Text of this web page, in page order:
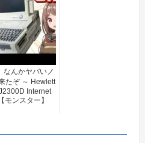
なんかヤバいノ
たぞ ～ Hewlett
Internet
モンスター】